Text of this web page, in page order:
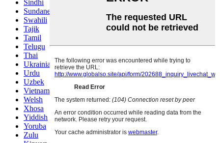
Sindhi
Sundanese
Swahili
Tajik
Tamil
Telugu
Thai
Ukrainian
Urdu
Uzbek
Vietnamese
Welsh
Xhosa
Yiddish
Yoruba
Zulu